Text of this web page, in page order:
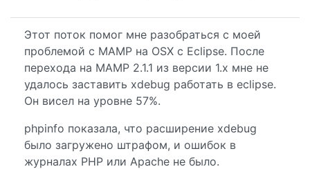
Этот поток помог мне разобраться с моей
проблемой с MAMP на OSX с Eclipse. После
перехода на MAMP 2.1.1 из версии 1.x мне не
удалось заставить xdebug работать в eclipse.
Он висел на уровне 57%.
phpinfo показала, что расширение xdebug
было загружено штрафом, и ошибок в
журналах PHP или Apache не было.